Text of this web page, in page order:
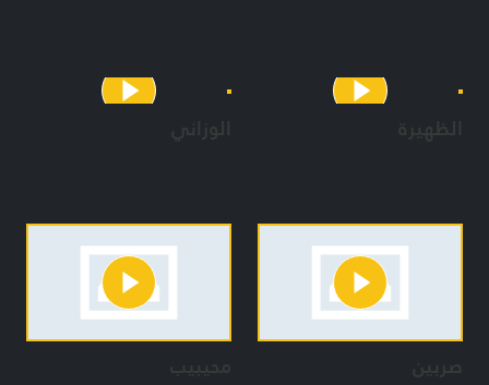
الظهيرة الوزاني
صربين محيبيب